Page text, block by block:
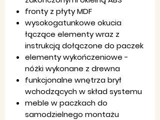
fronty z płyty MDF
wysokogatunkowe okucia
łączące elementy wraz z
instrukcją dołączone do paczek
elementy wykończeniowe -
nóżki wykonane z drewna
funkcjonalne wnętrza brył
wchodzących w skład systemu
meble w paczkach do
samodzielnego montażu